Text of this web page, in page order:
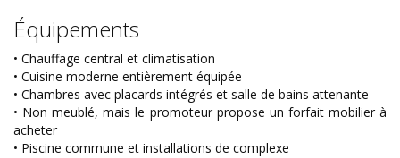
Équipements
• Chauffage central et climatisation
• Cuisine moderne entièrement équipée
• Chambres avec placards intégrés et salle de bains attenante
• Non meublé, mais le promoteur propose un forfait mobilier à
acheter
• Piscine commune et installations de complexe